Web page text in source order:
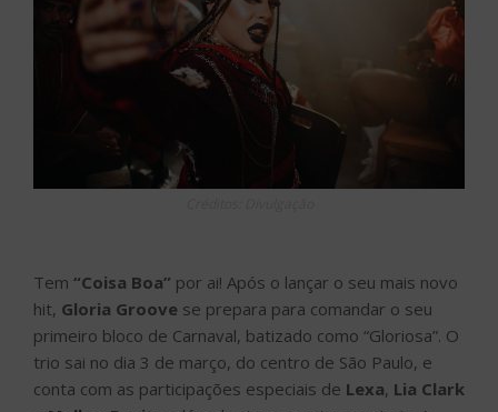
Tem “Coisa Boa” por ai! Após o lançar o seu mais novo
hit, Gloria Groove se prepara para comandar o seu
primeiro bloco de Carnaval, batizado como “Gloriosa”. O
trio sai no dia 3 de março, do centro de São Paulo, e
conta com as participações especiais de Lexa, Lia Clark